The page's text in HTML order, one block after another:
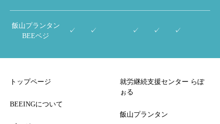
飯山プランタン
BEEベジ
✓ ✓ ✓ ✓ ✓
トップページ
BEEINGについて
就労継続支援センター らぽ
ぉる
飯山プランタン